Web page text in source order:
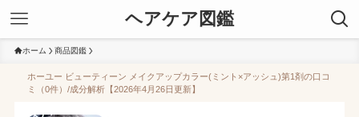
ヘアケア図鑑
ホーム 商品図鑑
ホーユー ビューティーン メイクアップカラー(ミント×アッシュ)第1剤の口コ
ミ（0件）/成分解析【2026年4月26日更新】